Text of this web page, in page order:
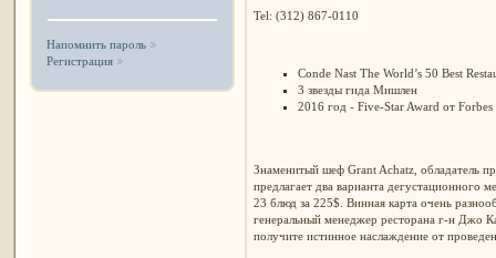
Напомнить пароль
Регистрация
Tel: (312) 867-0110
Conde Nast The World’s 50 Best
3 звезды гида Мишлен
2016 год - Five-Star Award от
Знаменитый шеф Grant Achatz, обладатель
предлагает два варианта
23 блюд за 225$. Винная карта очень
генеральный менеджер ресторана г-н Джо
получите истинное наслаждение от